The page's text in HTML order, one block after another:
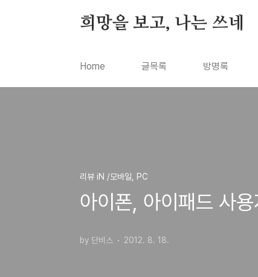
희망을 보고, 나는 쓰네
Home 글목록 방명록
리뷰 iN /모바일, PC
아이폰, 아이패드 사
by 단비스 2012. 8. 18.